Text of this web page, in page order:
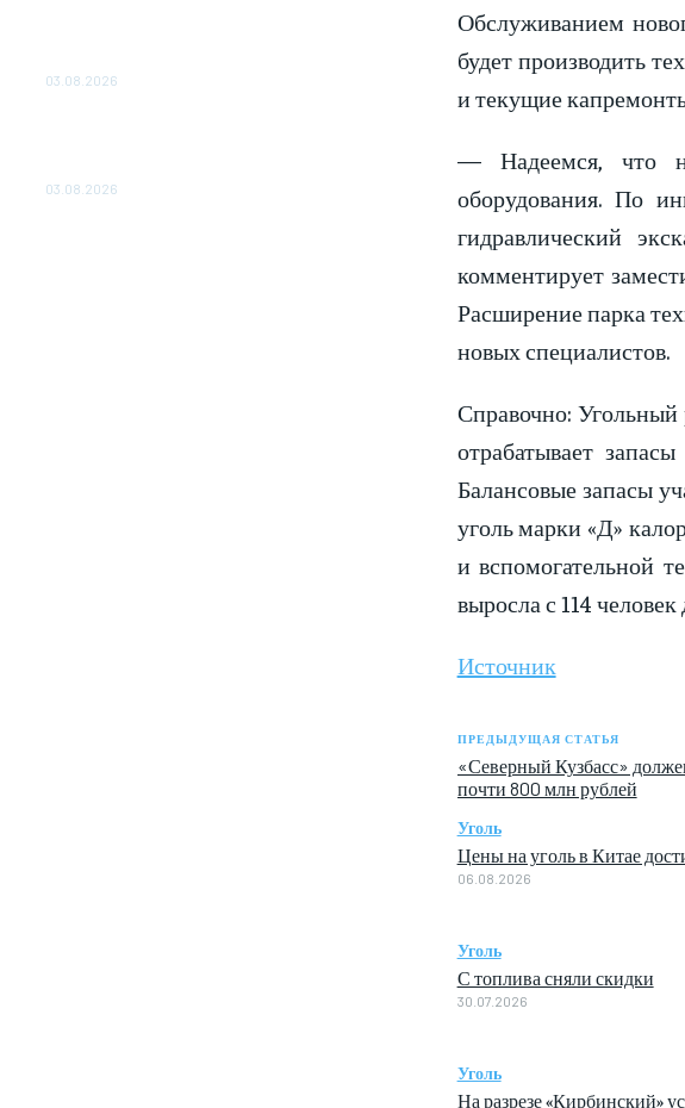
03.08.2026
03.08.2026
Обслуживанием
будет производить
и текущие
— Надеемся, что
оборудования. По
гидравлический
комментирует
Расширение парка
новых специалистов.
Справочно: Угольный
отрабатывает
Балансовые запасы
уголь марки «Д»
и вспомогательной
выросла с 114
Источник
ПРЕДЫДУЩАЯ СТАТЬЯ
«Северный Кузбасс»
почти 800 млн рублей
Уголь
Цены на уголь в Китае
06.08.2026
Уголь
С топлива сняли скидки
30.07.2026
Уголь
На разрезе «Кирбинский»